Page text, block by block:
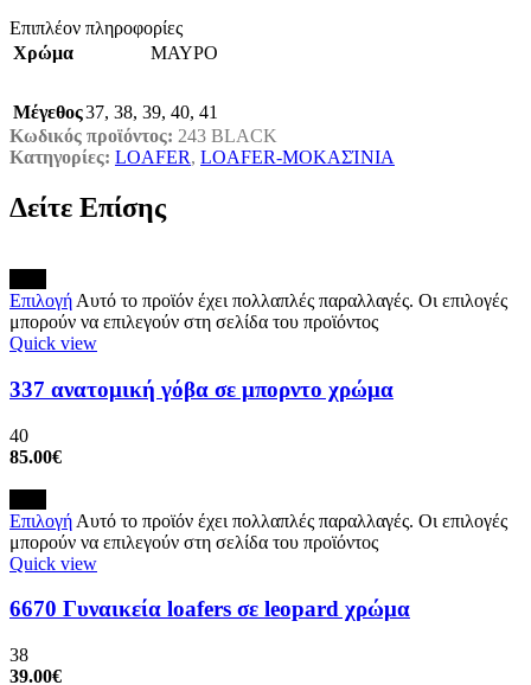
Επιπλέον πληροφορίες
Χρώμα
ΜΑΥΡΟ
Μέγεθος37, 38, 39, 40, 41
Κωδικός προϊόντος: 243 BLACK
Κατηγορίες: LOAFER, LOAFER-ΜΟΚΑΣΊΝΙΑ
Δείτε Επίσης
Επιλογή Αυτό το προϊόν έχει πολλαπλές παραλλαγές. Οι επιλογές
μπορούν να επιλεγούν στη σελίδα του προϊόντος
Quick view
337 ανατομική γόβα σε μπορντο χρώμα
40
85.00€
Επιλογή Αυτό το προϊόν έχει πολλαπλές παραλλαγές. Οι επιλογές
μπορούν να επιλεγούν στη σελίδα του προϊόντος
Quick view
6670 Γυναικεία loafers σε leopard χρώμα
38
39.00€